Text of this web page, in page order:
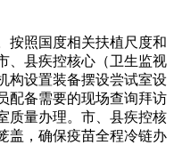
照国度相关扶植尺度和
、县疾控核心（卫生监视
构设置装备摆设尝试室设
配备需要的现场查询拜访
质量办理。市、县疾控核
盖，确保疫苗全程冷链办